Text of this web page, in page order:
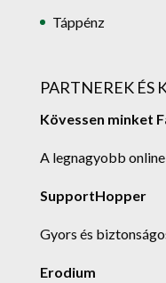
Táppénz
PARTNEREK ÉS
Kövessen minket
A legnagyobb
SupportHopper
Gyors és
Erodium